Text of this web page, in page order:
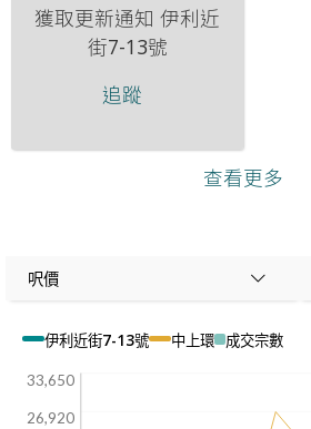
獲取更新通知 伊利近
街7-13號
追蹤
查看更多
呎價
伊利近街7-13號 中上環 成交宗數
33,650
26,920